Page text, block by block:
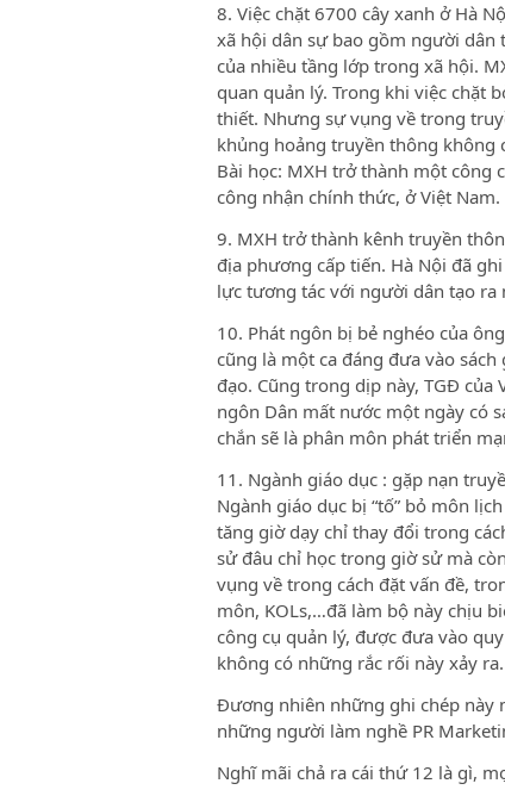
8. Việc chặt 6700 cây xanh ở Hà
xã hội dân sự bao gồm người dân
của nhiều tầng lớp trong xã hội.
quan quản lý. Trong khi việc chặt
thiết. Nhưng sự vụng về trong
khủng hoảng truyền thông không
Bài học: MXH trở thành một công
công nhận chính thức, ở Việt Nam.
9. MXH trở thành kênh truyền
địa phương cấp tiến. Hà Nội đã
lực tương tác với người dân tạo
10. Phát ngôn bị bẻ nghéo của
cũng là một ca đáng đưa vào
đạo. Cũng trong dịp này, TGĐ của
ngôn Dân mất nước một ngày có
chắn sẽ là phân môn phát triển
11. Ngành giáo dục : gặp nạn
Ngành giáo dục bị “tố” bỏ môn
tăng giờ dạy chỉ thay đổi trong
sử đâu chỉ học trong giờ sử mà
vụng về trong cách đặt vấn đề,
môn, KOLs,…đã làm bộ này chịu
công cụ quản lý, được đưa vào
không có những rắc rối này xảy ra.
Đương nhiên những ghi chép này
những người làm nghề PR
Nghĩ mãi chả ra cái thứ 12 là gì,